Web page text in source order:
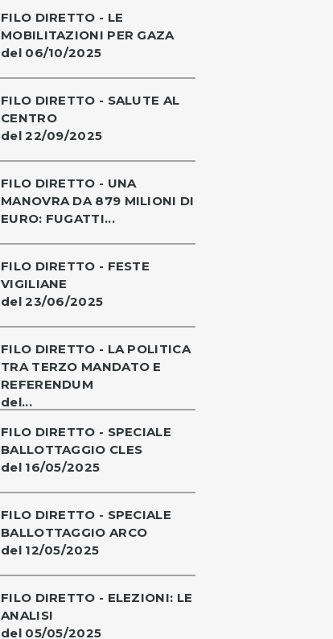
FILO DIRETTO - LE
MOBILITAZIONI PER GAZA
del 06/10/2025
FILO DIRETTO - SALUTE AL
CENTRO
del 22/09/2025
FILO DIRETTO - UNA
MANOVRA DA 879 MILIONI DI
EURO: FUGATTI...
FILO DIRETTO - FESTE
VIGILIANE
del 23/06/2025
FILO DIRETTO - LA POLITICA
TRA TERZO MANDATO E
REFERENDUM
del...
FILO DIRETTO - SPECIALE
BALLOTTAGGIO CLES
del 16/05/2025
FILO DIRETTO - SPECIALE
BALLOTTAGGIO ARCO
del 12/05/2025
FILO DIRETTO - ELEZIONI: LE
ANALISI
del 05/05/2025